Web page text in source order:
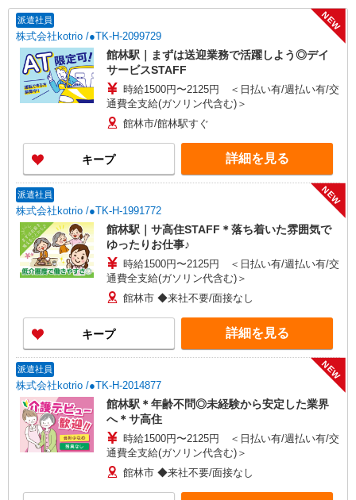
派遣社員
株式会社kotrio /●TK-H-2099729
NEW
館林駅｜まずは送迎業務で活躍しよう◎デイ
サービスSTAFF
時給1500円〜2125円 ＜日払い有/週払い有/交
通費全支給(ガソリン代含む)＞
館林市/館林駅すぐ
キープ 詳細を見る
派遣社員
株式会社kotrio /●TK-H-1991772
NEW
館林駅｜サ高住STAFF＊落ち着いた雰囲気で
ゆったりお仕事♪
時給1500円〜2125円 ＜日払い有/週払い有/交
通費全支給(ガソリン代含む)＞
館林市 ◆来社不要/面接なし
キープ 詳細を見る
派遣社員
株式会社kotrio /●TK-H-2014877
NEW
館林駅＊年齢不問◎未経験から安定した業界
へ＊サ高住
時給1500円〜2125円 ＜日払い有/週払い有/交
通費全支給(ガソリン代含む)＞
館林市 ◆来社不要/面接なし